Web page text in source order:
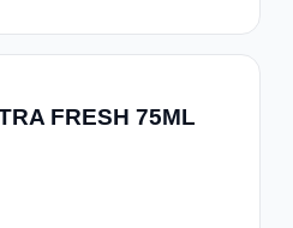
FRESH 75ML